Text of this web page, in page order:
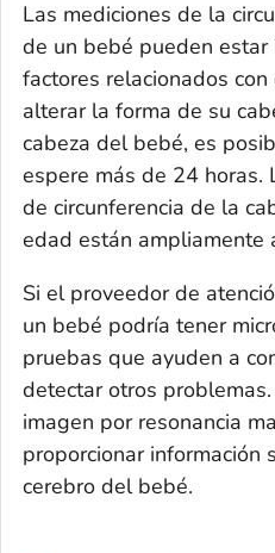
Las mediciones de la
de un bebé pueden
factores relacionados
alterar la forma de su
cabeza del bebé, es
espere más de 24 horas.
de circunferencia de la
edad están ampliamente
Si el proveedor de
un bebé podría tener
pruebas que ayuden a
detectar otros
imagen por resonancia
proporcionar información
cerebro del bebé.